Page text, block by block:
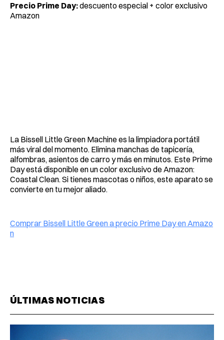
Precio Prime Day:descuento especial + color exclusivo
Amazon
La Bissell Little Green Machine es la limpiadora portátil
más viral del momento. Elimina manchas de tapicería,
alfombras, asientos de carro y más en minutos. Este Prime
Day está disponible en un color exclusivo de Amazon:
Coastal Clean. Si tienes mascotas o niños, este aparato se
convierte en tu mejor aliado.
Comprar Bissell Little Green a precio Prime Day en Amazo
n
ÚLTIMAS NOTICIAS